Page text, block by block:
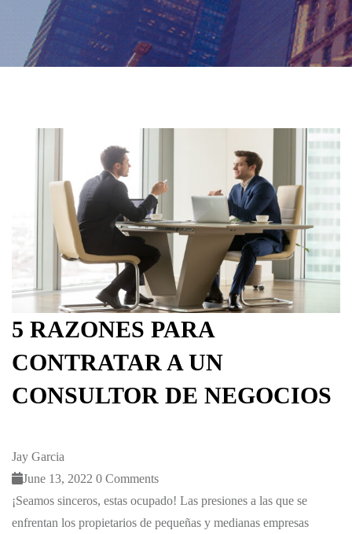
5 RAZONES PARA
CONTRATAR A UN
CONSULTOR DE NEGOCIOS
Jay Garcia
June 13, 2022 0 Comments
¡Seamos sinceros, estas ocupado! Las presiones a las que se
enfrentan los propietarios de pequeñas y medianas empresasMentor